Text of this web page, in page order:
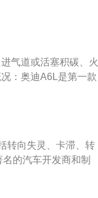
下是扩展资料：故障
度转向，不能再超
气道或活塞积碳、火
：奥迪A6L是第一款
第三代奥迪100。奥
。油箱容积为73L。
最高时速为250km/
置前驱或前置四驱。
转向失灵、卡滞、转
的汽车开发商和制
公司，总部设在德国